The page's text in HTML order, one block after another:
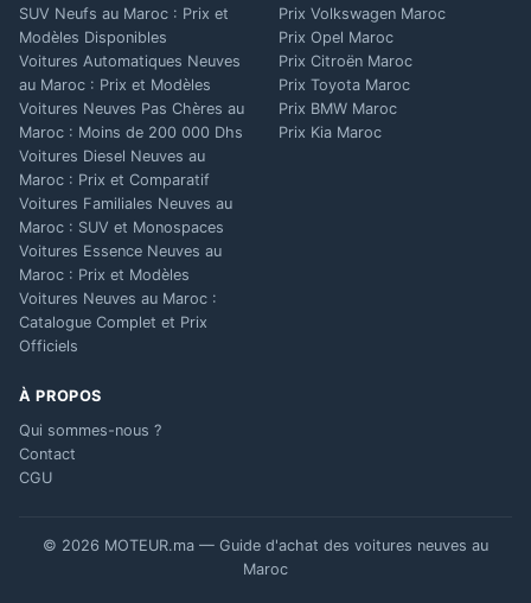
SUV Neufs au Maroc : Prix et
Modèles Disponibles
Voitures Automatiques Neuves
au Maroc : Prix et Modèles
Voitures Neuves Pas Chères au
Maroc : Moins de 200 000 Dhs
Voitures Diesel Neuves au
Maroc : Prix et Comparatif
Voitures Familiales Neuves au
Maroc : SUV et Monospaces
Voitures Essence Neuves au
Maroc : Prix et Modèles
Voitures Neuves au Maroc :
Catalogue Complet et Prix
Officiels
Prix Volkswagen Maroc
Prix Opel Maroc
Prix Citroën Maroc
Prix Toyota Maroc
Prix BMW Maroc
Prix Kia Maroc
À PROPOS
Qui sommes-nous ?
Contact
CGU
© 2026 MOTEUR.ma — Guide d'achat des voitures neuves au
Maroc